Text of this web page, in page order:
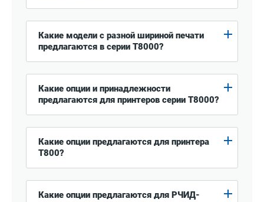
Какие модели с разной шириной печати
предлагаются в серии T8000?
Какие опции и принадлежности
предлагаются для принтеров серии T8000?
Какие опции предлагаются для принтера
T800?
Какие опции предлагаются для РЧИД-